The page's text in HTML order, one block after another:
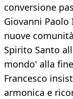
conversione
Giovanni
nuove
Spirito Santo
mondo' alla
Francesco
armonica e